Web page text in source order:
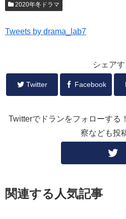
2020年冬ドラマ
Tweets by drama_lab7
シェアす
Twitter Facebook
Twitterでドランをフォローする
察なども投
関連する人気記事